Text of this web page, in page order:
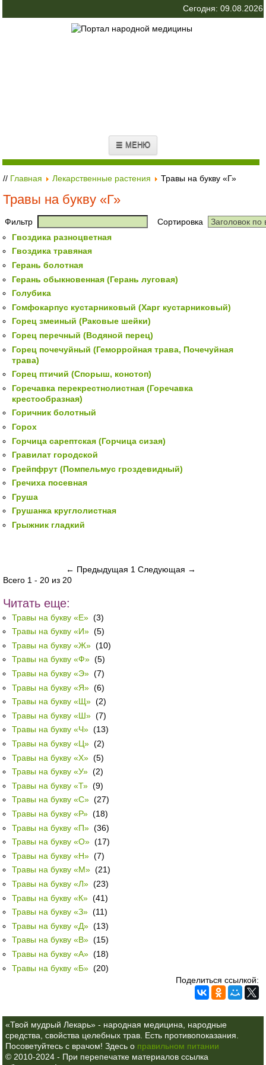
Сегодня: 09.08.2026
☰ МЕНЮ
// Главная Лекарственные растения Травы на букву «Г»
Травы на букву «Г»
Фильтр
Сортировка
Гвоздика разноцветная
Гвоздика травяная
Герань болотная
Герань обыкновенная (Герань луговая)
Голубика
Гомфокарпус кустарниковый (Харг кустарниковый)
Горец змеиный (Раковые шейки)
Горец перечный (Водяной перец)
Горец почечуйный (Геморройная трава, Почечуйная
трава)
Горец птичий (Спорыш, конотоп)
Горечавка перекрестнолистная (Горечавка
крестообразная)
Горичник болотный
Горох
Горчица сарептская (Горчица сизая)
Гравилат городской
Грейпфрут (Помпельмус гроздевидный)
Гречиха посевная
Груша
Грушанка круглолистная
Грыжник гладкий
← Предыдущая 1 Следующая →
Всего 1 - 20 из 20
Читать еще:
Травы на букву «Е» (3)
Травы на букву «И» (5)
Травы на букву «Ж» (10)
Травы на букву «Ф» (5)
Травы на букву «Э» (7)
Травы на букву «Я» (6)
Травы на букву «Щ» (2)
Травы на букву «Ш» (7)
Травы на букву «Ч» (13)
Травы на букву «Ц» (2)
Травы на букву «Х» (5)
Травы на букву «У» (2)
Травы на букву «Т» (9)
Травы на букву «С» (27)
Травы на букву «Р» (18)
Травы на букву «П» (36)
Травы на букву «О» (17)
Травы на букву «Н» (7)
Травы на букву «М» (21)
Травы на букву «Л» (23)
Травы на букву «К» (41)
Травы на букву «З» (11)
Травы на букву «Д» (13)
Травы на букву «В» (15)
Травы на букву «А» (18)
Травы на букву «Б» (20)
Поделиться ссылкой:
«Твой мудрый Лекарь» - народная медицина, народные
средства, свойства целебных трав. Есть противопоказания.
Посоветуйтесь с врачом! Здесь о правильном питании
© 2010-2024 - При перепечатке материалов ссылка